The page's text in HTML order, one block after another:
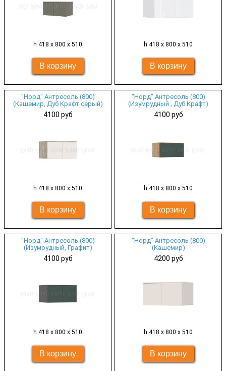
h 418 х 800 х 510 h 418 х 800 х 510
"Норд" Антресоль (800)
(Кашемир, Дуб Крафт серый)
4100 руб
h 418 х 800 х 510
"Норд" Антресоль (800)
(Изумрудный , Дуб Крафт)
4100 руб
h 418 х 800 х 510
"Норд" Антресоль (800)
(Изумрудный, Графит)
4100 руб
h 418 х 800 х 510
"Норд" Антресоль (800)
(Кашемир)
4200 руб
h 418 х 800 х 510